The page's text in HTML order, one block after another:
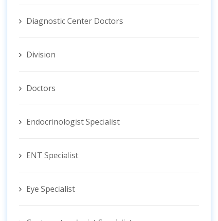
Diagnostic Center Doctors
Division
Doctors
Endocrinologist Specialist
ENT Specialist
Eye Specialist